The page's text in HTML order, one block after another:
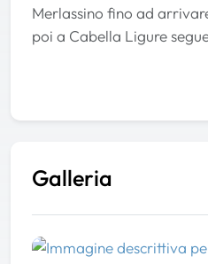
Merlassino fino ad
poi a Cabella Ligure
Galleria